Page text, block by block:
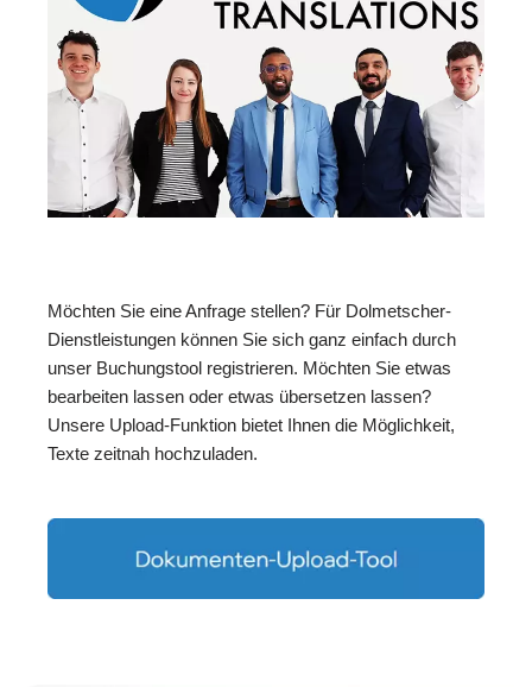
Möchten Sie eine Anfrage stellen? Für Dolmetscher-
Dienstleistungen können Sie sich ganz einfach durch
unser Buchungstool registrieren. Möchten Sie etwas
bearbeiten lassen oder etwas übersetzen lassen?
Unsere Upload-Funktion bietet Ihnen die Möglichkeit,
Texte zeitnah hochzuladen.